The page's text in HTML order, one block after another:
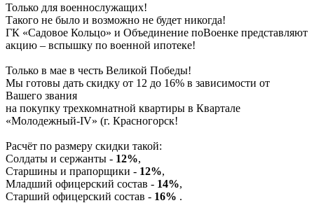
Только для военнослужащих!
Такого не было и возможно не будет никогда!
ГК «Садовое Кольцо» и Объединение поВоенке представляют
акцию – вспышку по военной ипотеке!
Только в мае в честь Великой Победы!
Мы готовы дать скидку от 12 до 16% в зависимости от
Вашего звания
на покупку трехкомнатной квартиры в Квартале
«Молодежный-IV» (г. Красногорск!
Расчёт по размеру скидки такой:
Солдаты и сержанты - 12%,
Старшины и прапорщики - 12%,
Младший офицерский состав - 14%,
Старший офицерский состав - 16% .